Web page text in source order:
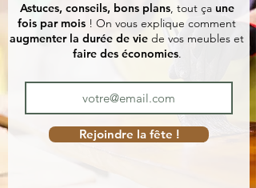
Astuces, conseils, bons plans, tout ça une
fois par mois ! On vous explique comment
augmenter la durée de vie de vos meubles et
faire des économies.
Rejoindre la fête !